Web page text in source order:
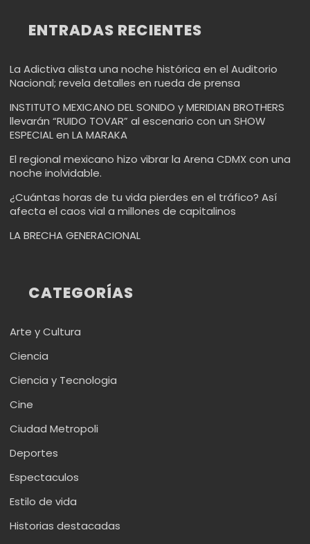
ENTRADAS RECIENTES
La Adictiva alista una noche histórica en el Auditorio
Nacional; revela detalles en rueda de prensa
INSTITUTO MEXICANO DEL SONIDO y MERIDIAN BROTHERS
llevarán “RUIDO TOVAR” al escenario con un SHOW
ESPECIAL en LA MARAKA
El regional mexicano hizo vibrar la Arena CDMX con una
noche inolvidable.
¿Cuántas horas de tu vida pierdes en el tráfico? Así
afecta el caos vial a millones de capitalinos
LA BRECHA GENERACIONAL
CATEGORÍAS
Arte y Cultura
Ciencia
Ciencia y Tecnologia
Cine
Ciudad Metropoli
Deportes
Espectaculos
Estilo de vida
Historias destacadas